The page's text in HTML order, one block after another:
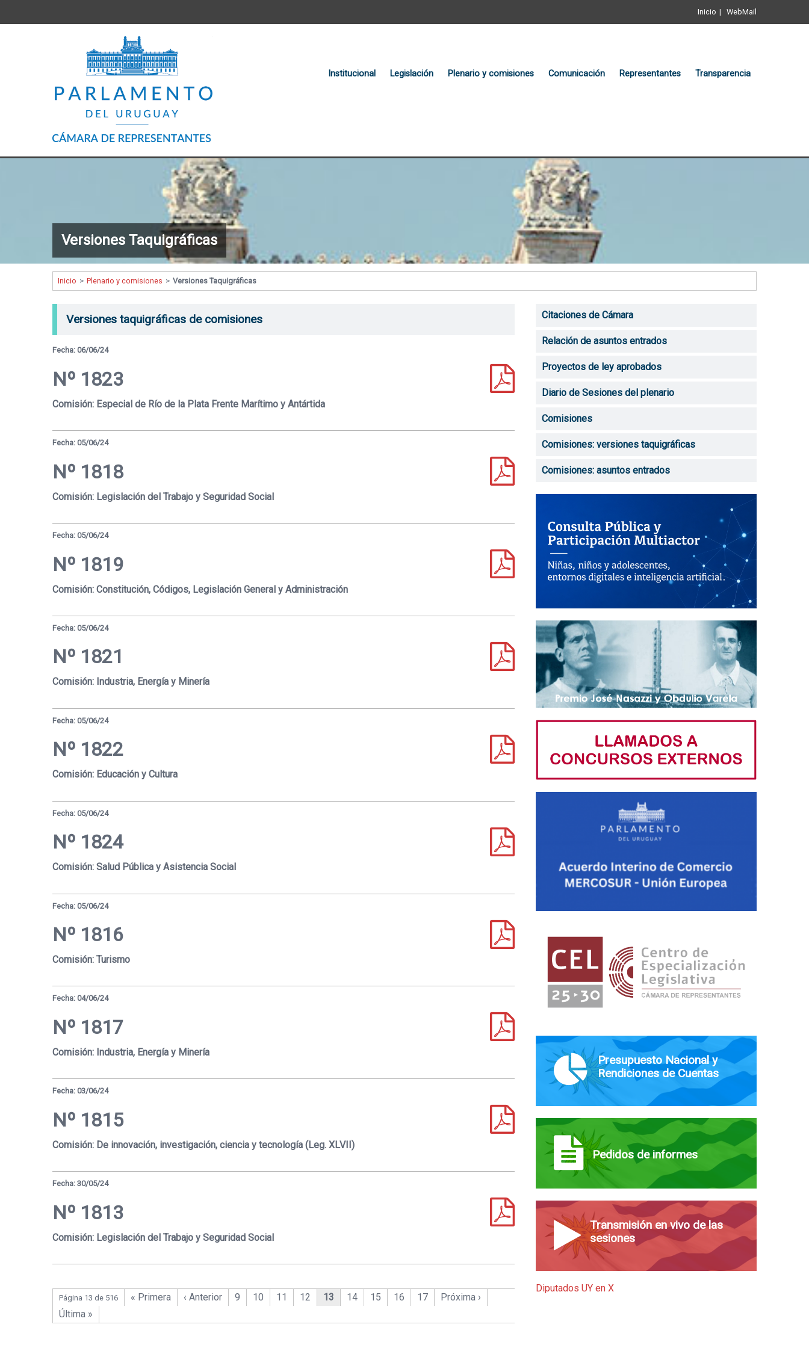
Inicio WebMail
Institucional Legislación Plenario y comisiones Comunicación Representantes Transparencia
Versiones Taquigráficas
Inicio > Plenario y comisiones > Versiones Taquigráficas
Versiones taquigráficas de comisiones
Fecha: 06/06/24
Nº 1823
Comisión: Especial de Río de la Plata Frente Marítimo y Antártida
Fecha: 05/06/24
Nº 1818
Comisión: Legislación del Trabajo y Seguridad Social
Fecha: 05/06/24
Nº 1819
Comisión: Constitución, Códigos, Legislación General y Administración
Fecha: 05/06/24
Nº 1821
Comisión: Industria, Energía y Minería
Fecha: 05/06/24
Nº 1822
Comisión: Educación y Cultura
Fecha: 05/06/24
Nº 1824
Comisión: Salud Pública y Asistencia Social
Fecha: 05/06/24
Nº 1816
Comisión: Turismo
Fecha: 04/06/24
Nº 1817
Comisión: Industria, Energía y Minería
Fecha: 03/06/24
Nº 1815
Comisión: De innovación, investigación, ciencia y tecnología (Leg. XLVII)
Fecha: 30/05/24
Nº 1813
Comisión: Legislación del Trabajo y Seguridad Social
Página 13 de 516 « Primera ‹ Anterior 9 10 11 12 13 14 15 16 17
Próxima ›
Última »
Citaciones de Cámara
Relación de asuntos entrados
Proyectos de ley aprobados
Diario de Sesiones del plenario
Comisiones
Comisiones: versiones taquigráficas
Comisiones: asuntos entrados
Presupuesto Nacional y
Rendiciones de Cuentas
Pedidos de informes
Transmisión en vivo de las
sesiones
Diputados UY en X